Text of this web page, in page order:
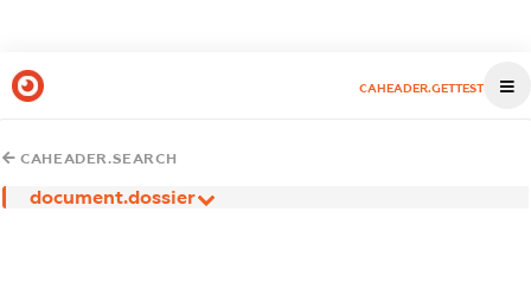
CAHEADER.GETTEST
CAHEADER.SEARCH
document.dossier